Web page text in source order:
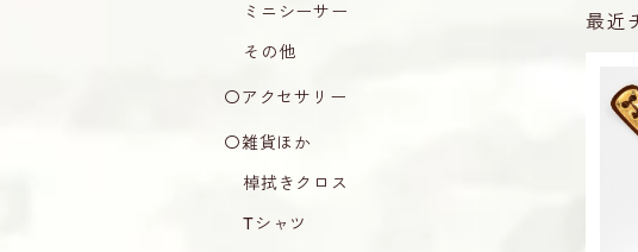
最近
ミニシーサー
その他
〇アクセサリー
〇雑貨ほか
棹拭きクロス
Tシャツ